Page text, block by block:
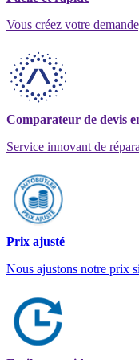
Vous créez votre
Comparateur de devis
Service innovant de
Prix ajusté
Nous ajustons notre prix